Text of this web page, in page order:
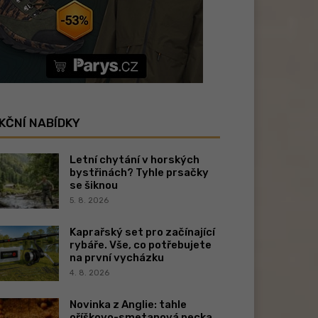
NABÍDKY
Letní chytání v horských
bystřinách? Tyhle prsačky
se šiknou
5. 8. 2026
Kaprařský set pro začínající
rybáře. Vše, co potřebujete
na první vycházku
4. 8. 2026
Novinka z Anglie: tahle